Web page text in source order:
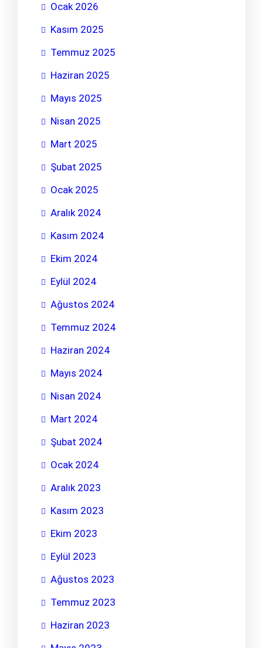
Ocak 2026
Kasım 2025
Temmuz 2025
Haziran 2025
Mayıs 2025
Nisan 2025
Mart 2025
Şubat 2025
Ocak 2025
Aralık 2024
Kasım 2024
Ekim 2024
Eylül 2024
Ağustos 2024
Temmuz 2024
Haziran 2024
Mayıs 2024
Nisan 2024
Mart 2024
Şubat 2024
Ocak 2024
Aralık 2023
Kasım 2023
Ekim 2023
Eylül 2023
Ağustos 2023
Temmuz 2023
Haziran 2023